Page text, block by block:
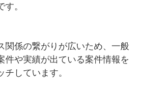
す。
関係の繋がりが広いため、一般
件や実績が出ている案件情報を
チしています。